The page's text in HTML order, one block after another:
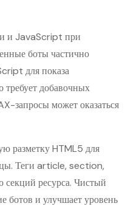
и JavaScript при
боты частично
для показа
требует добавочных
запросы может оказаться
разметку HTML5 для
Теги article, section,
ресурса. Чистый
ботов и улучшает уровень